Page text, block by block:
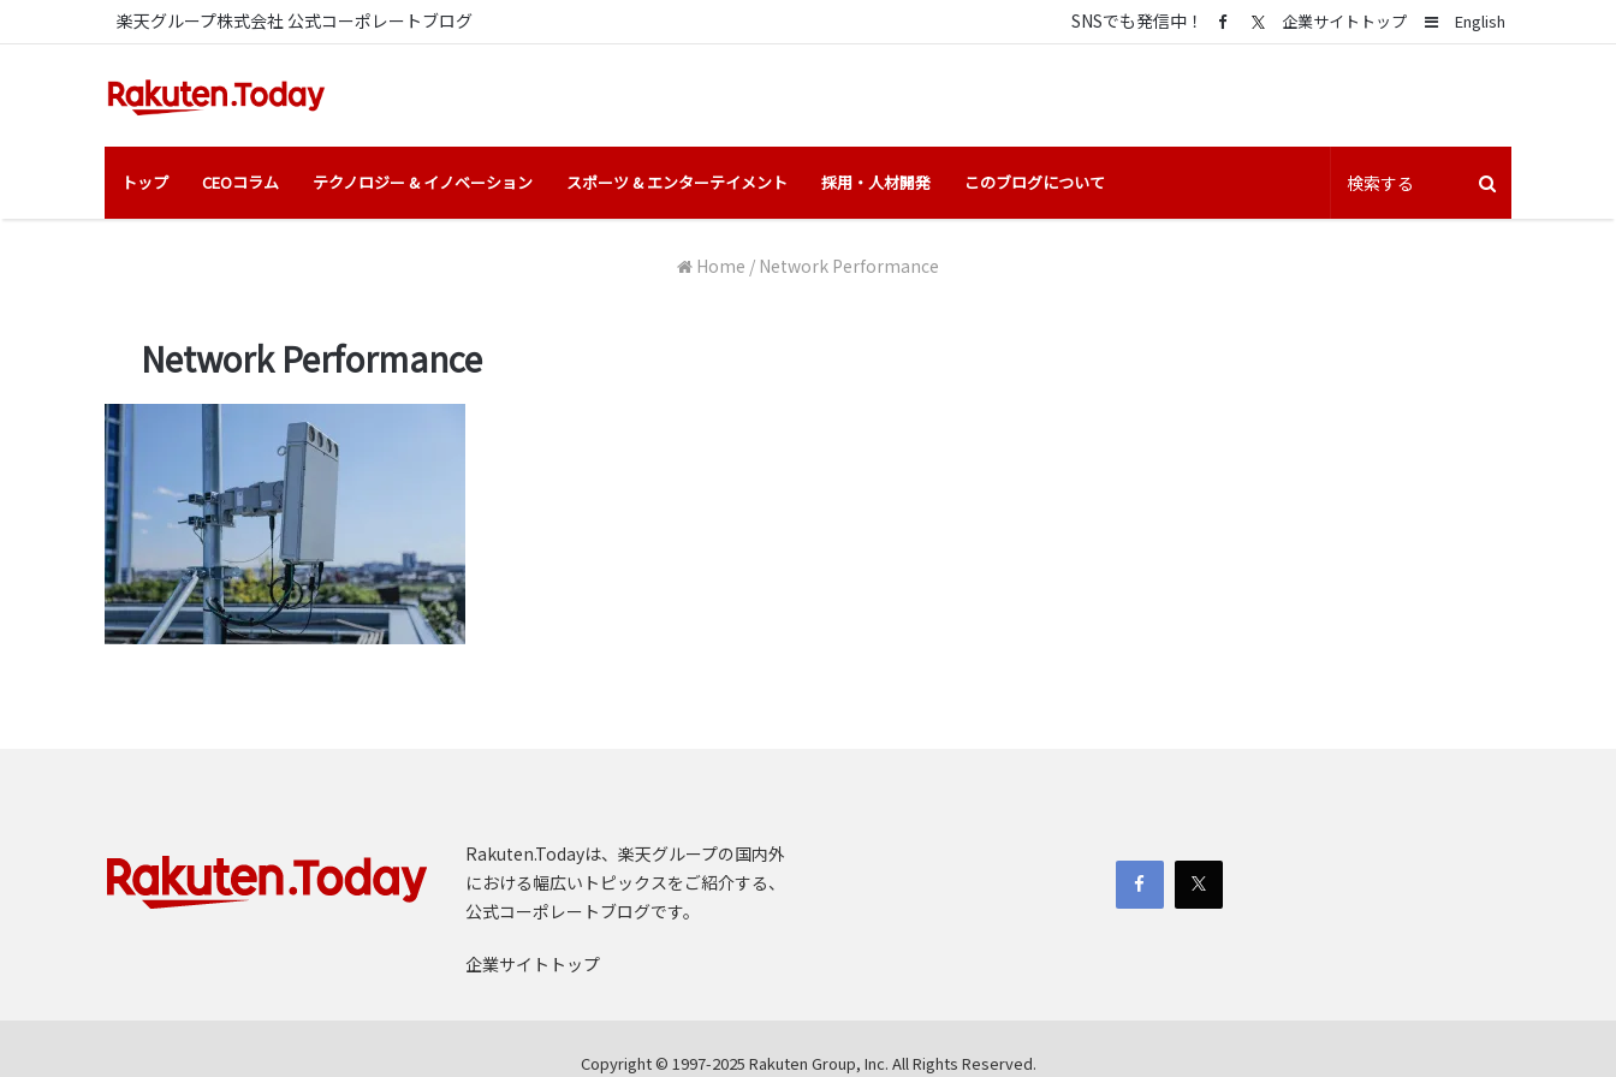
楽天グループ株式会社 公式コーポレートブログ English
Sidebar
企業サイトトップ
SNSでも発信中！
トップ CEOコラム テクノロジー & イノベーション スポーツ & エンターテイメント 採用・人材開発 このブログについて
Home / Network Performance
Network Performance
Rakuten.Todayは、楽天グループの国内外
における幅広いトピックスをご紹介する、
公式コーポレートブログです。
企業サイトトップ
Copyright © 1997-2025 Rakuten Group, Inc. All Rights Reserved.